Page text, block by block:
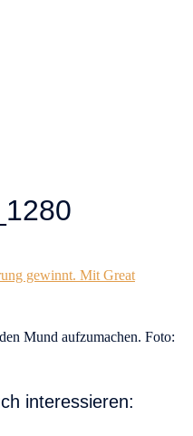
Mund aufzumachen. Foto:
interessieren: